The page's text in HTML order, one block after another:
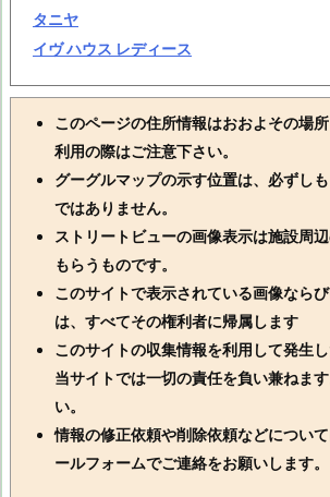
タニヤ
イヴ ハウス レディース
このページの住所情報はおおよその場
利用の際はご注意下さい。
グーグルマップの示す位置は、必ずし
ではありません。
ストリートビューの画像表示は施設周
もらうものです。
このサイトで表示されている画像なら
は、すべてその権利者に帰属します
このサイトの収集情報を利用して発生し
当サイトでは一切の責任を負い兼ねま
い。
情報の修正依頼や削除依頼などについ
ールフォームでご連絡をお願いします。